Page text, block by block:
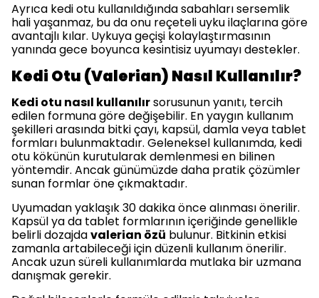
Ayrıca kedi otu kullanıldığında sabahları sersemlik
hali yaşanmaz, bu da onu reçeteli uyku ilaçlarına göre
avantajlı kılar. Uykuya geçişi kolaylaştırmasının
yanında gece boyunca kesintisiz uyumayı destekler.
Kedi Otu (Valerian) Nasıl Kullanılır?
Kedi otu nasıl kullanılırsorusunun yanıtı, tercih
edilen formuna göre değişebilir. En yaygın kullanım
şekilleri arasında bitki çayı, kapsül, damla veya tablet
formları bulunmaktadır. Geleneksel kullanımda, kedi
otu kökünün kurutularak demlenmesi en bilinen
yöntemdir. Ancak günümüzde daha pratik çözümler
sunan formlar öne çıkmaktadır.
Uyumadan yaklaşık 30 dakika önce alınması önerilir.
Kapsül ya da tablet formlarının içeriğinde genellikle
belirli dozajdavalerian özü bulunur. Bitkinin etkisi
zamanla artabileceği için düzenli kullanım önerilir.
Ancak uzun süreli kullanımlarda mutlaka bir uzmana
danışmak gerekir.